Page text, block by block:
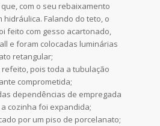
com o seu rebaixamento
Falando do teto, o
feito com gesso acartonado,
e foram colocadas luminárias
retangular;
pois toda a tubulação
comprometida;
dependências de empregada
cozinha foi expandida;
por um piso de porcelanato;